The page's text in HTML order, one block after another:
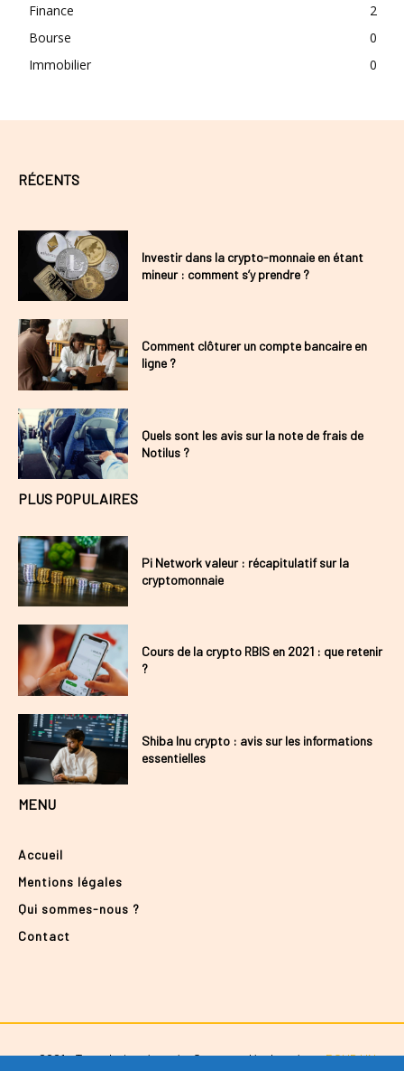
Finance
2
Bourse
0
Immobilier
0
RÉCENTS
Investir dans la crypto-monnaie en étant
mineur : comment s’y prendre ?
Comment clôturer un compte bancaire en
ligne ?
Quels sont les avis sur la note de frais de
Notilus ?
PLUS POPULAIRES
Pi Network valeur : récapitulatif sur la
cryptomonnaie
Cours de la crypto RBIS en 2021 : que retenir
?
Shiba Inu crypto : avis sur les informations
essentielles
MENU
Accueil
Mentions légales
Qui sommes-nous ?
Contact
@2021 - Tous droits réservés. Conçu et développé parPOUR UN